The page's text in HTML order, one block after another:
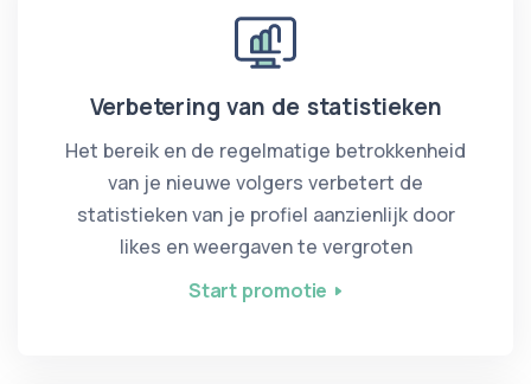
Verbetering van de statistieken
Het bereik en de regelmatige betrokkenheid
van je nieuwe volgers verbetert de
statistieken van je profiel aanzienlijk door
likes en weergaven te vergroten
Start promotie